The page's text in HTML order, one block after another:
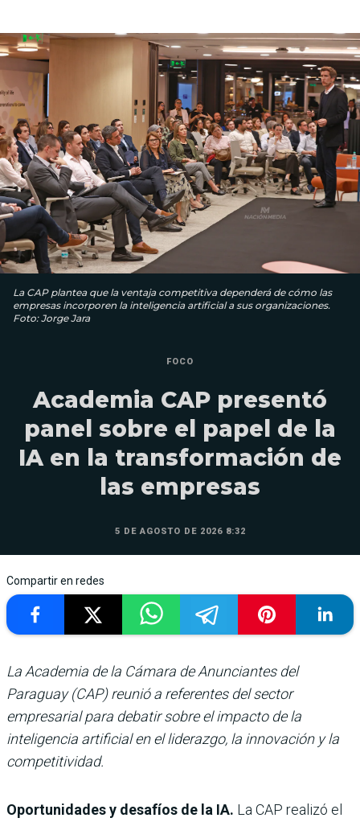
La CAP plantea que la ventaja competitiva dependerá de cómo las
empresas incorporen la inteligencia artificial a sus organizaciones.
Foto: Jorge Jara
FOCO
Academia CAP presentó
panel sobre el papel de la
IA en la transformación de
las empresas
5 DE AGOSTO DE 2026 8:32
Compartir en redes
La Academia de la Cámara de Anunciantes del
Paraguay (CAP) reunió a referentes del sector
empresarial para debatir sobre el impacto de la
inteligencia artificial en el liderazgo, la innovación y la
competitividad.
Oportunidades y desafíos de la IA. La CAP realizó el